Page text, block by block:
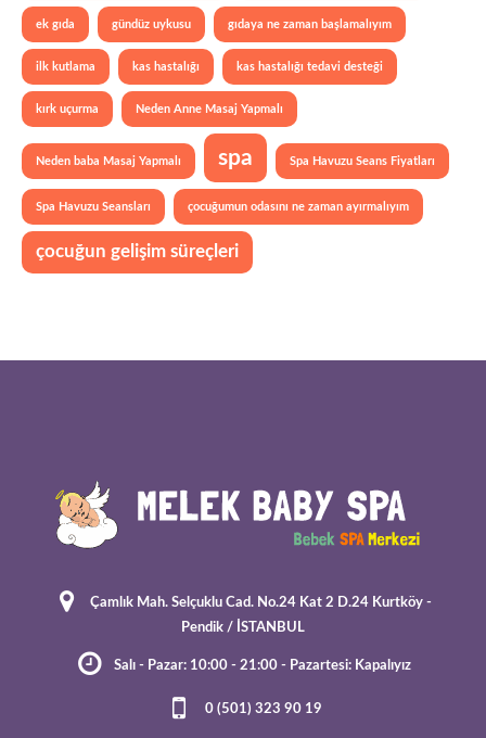
ek gıda gündüz uykusu gıdaya ne zaman başlamalıyım
ilk kutlama kas hastalığı kas hastalığı tedavi desteği
kırk uçurma Neden Anne Masaj Yapmalı
Neden baba Masaj Yapmalı spa Spa Havuzu Seans Fiyatları
Spa Havuzu Seansları çocuğumun odasını ne zaman ayırmalıyım
çocuğun gelişim süreçleri
Çamlık Mah. Selçuklu Cad. No.24 Kat 2 D.24 Kurtköy -
Pendik / İSTANBUL
Salı - Pazar: 10:00 - 21:00 - Pazartesi: Kapalıyız
0 (501) 323 90 19